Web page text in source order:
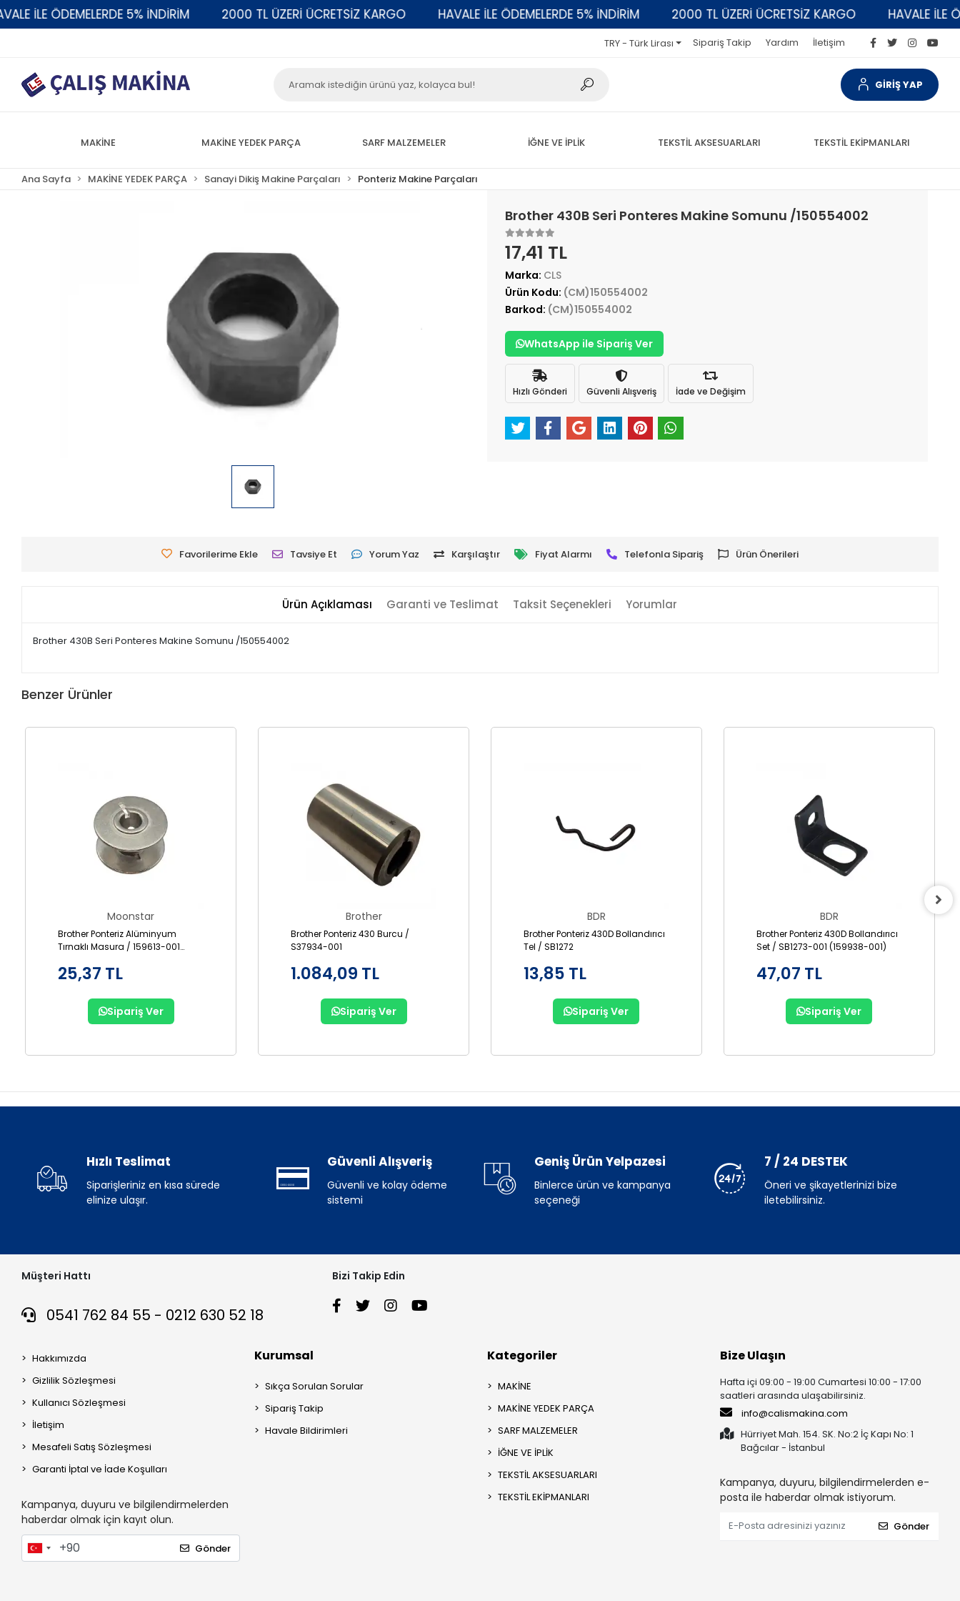
İLE ÖDEMELERDE 5% İNDİRİM 2000 TL ÜZERİ ÜCRETSİZ KARGO HAVALE İLE ÖDEMELERDE 5% İNDİRİM 2000 TL ÜZERİ ÜCRETSİZ KARGO HAVALE İLE
TRY - Türk Lirası Sipariş Takip Yardım İletişim
GİRİŞ YAP
MAKİNE MAKİNE YEDEK PARÇA SARF MALZEMELER İĞNE VE İPLİK TEKSTİL AKSESUARLARI TEKSTİL EKİPMANLARI
Ana Sayfa MAKİNE YEDEK PARÇA Sanayi Dikiş Makine Parçaları Ponteriz Makine Parçaları
Brother 430B Seri Ponteres Makine Somunu /150554002
17,41 TL
Marka: CLS
Ürün Kodu: (CM)150554002
Barkod: (CM)150554002
WhatsApp ile Sipariş Ver
Hızlı Gönderi Güvenli Alışveriş İade ve Değişim
Favorilerime Ekle Tavsiye Et Yorum Yaz Karşılaştır Fiyat Alarmı Telefonla Sipariş Ürün Önerileri
Ürün Açıklaması Garanti ve Teslimat Taksit Seçenekleri Yorumlar
Brother 430B Seri Ponteres Makine Somunu /150554002
Benzer Ürünler
Moonstar
Brother Ponteriz Alüminyum
Tırnaklı Masura / 159613-001
25,37 TL
Sipariş Ver
Brother
Brother Ponteriz 430 Burcu /
S37934-001
1.084,09 TL
Sipariş Ver
BDR
Brother Ponteriz 430D Bollandırıcı
Tel / SB1272
13,85 TL
Sipariş Ver
BDR
Brother Ponteriz 430D Bollandırıcı
Set / SB1273-001 (159938-001)
47,07 TL
Sipariş Ver
Hızlı Teslimat
Siparişleriniz en kısa sürede
elinize ulaşır.
Güvenli Alışveriş
Güvenli ve kolay ödeme
sistemi
Geniş Ürün Yelpazesi
Binlerce ürün ve kampanya
seçeneği
7 / 24 DESTEK
Öneri ve şikayetlerinizi bize
iletebilirsiniz.
Müşteri Hattı
0541 762 84 55 - 0212 630 52 18
Bizi Takip Edin
Hakkımızda
Gizlilik Sözleşmesi
Kullanıcı Sözleşmesi
İletişim
Mesafeli Satış Sözleşmesi
Garanti İptal ve İade Koşulları
Kampanya, duyuru ve bilgilendirmelerden
haberdar olmak için kayıt olun.
Gönder
Kurumsal
Sıkça Sorulan Sorular
Sipariş Takip
Havale Bildirimleri
Kategoriler
MAKİNE
MAKİNE YEDEK PARÇA
SARF MALZEMELER
İĞNE VE İPLİK
TEKSTİL AKSESUARLARI
TEKSTİL EKİPMANLARI
Bize Ulaşın
Hafta içi 09:00 - 19:00 Cumartesi 10:00 - 17:00
saatleri arasında ulaşabilirsiniz.
info@calismakina.com
Hürriyet Mah. 154. SK. No:2 İç Kapı No: 1
Bağcılar - İstanbul
Kampanya, duyuru, bilgilendirmelerden e-
posta ile haberdar olmak istiyorum.
Gönder